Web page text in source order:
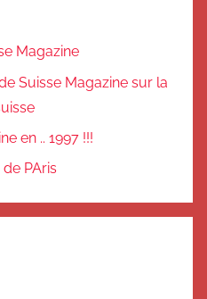
Magazine
Suisse Magazine sur la
en .. 1997 !!!
PAris